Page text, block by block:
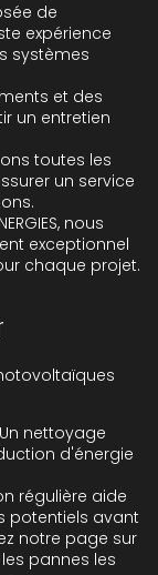
de
expérience
systèmes
et des
un entretien
toutes les
un service
nous
exceptionnel
chaque projet.
nettoyage
d'énergie
régulière aide
potentiels avant
notre page sur
pannes les